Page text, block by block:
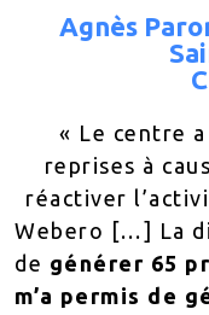
Agnès
« Le centre
reprises à
réactiver
Webero […] La
de générer 65
m’a permis de